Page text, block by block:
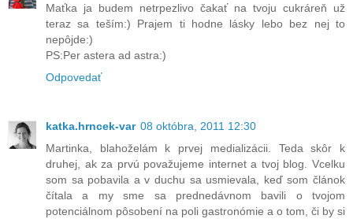
Maťka ja budem netrpezlivo čakať na tvoju cukráreň už
teraz sa teším:) Prajem ti hodne lásky lebo bez nej to
nepôjde:)
PS:Per astera ad astra:)
Odpovedať
katka.hrncek-var 08 októbra, 2011 12:30
Martinka, blahoželám k prvej medializácii. Teda skôr k
druhej, ak za prvú považujeme internet a tvoj blog. Vcelku
som sa pobavila a v duchu sa usmievala, keď som článok
čítala a my sme sa prednedávnom bavili o tvojom
potenciálnom pôsobení na poli gastronómie a o tom, či by si